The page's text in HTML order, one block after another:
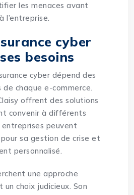
les menaces avant
l’entreprise.
cyber
besoins
cyber dépend des
de chaque e-commerce.
offrent des solutions
convenir à différents
peuvent
sa gestion de crise et
personnalisé.
une approche
choix judicieux. Son